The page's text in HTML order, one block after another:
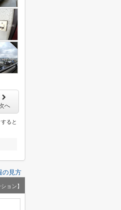
へ
ると
の見方
ション】